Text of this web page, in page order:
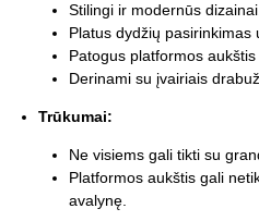
Stilingi ir modernūs dizainai.
Platus dydžių pasirinkimas
Patogus platformos
Derinami su įvairiais
Trūkumai:
Ne visiems gali tikti su
Platformos aukštis gali
avalynę.